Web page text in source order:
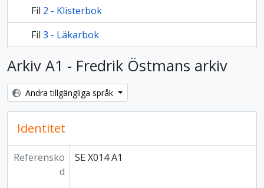
Fil 2 - Klisterbok
Fil 3 - Läkarbok
Arkiv A1 - Fredrik Östmans arkiv
Andra tillgängliga språk
Identitet
Referensko
d
SE X014 A1